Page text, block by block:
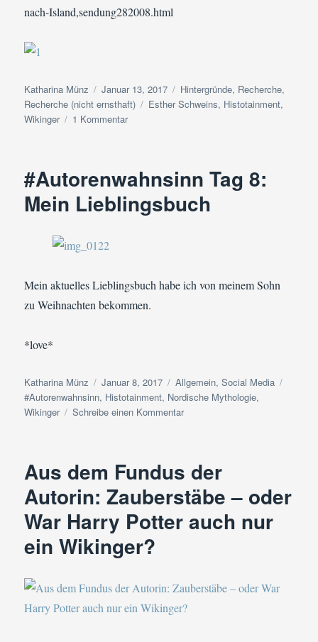
nach-Island,sendung282008.html
Autor
Katharina Münz
Veröffentlicht
am
Januar 13, 2017 Kategorien
Hintergründe, Recherche,
Recherche (nicht ernsthaft)
Schlagwörter
Esther Schweins, Histotainment,
Wikinger
1 Kommentarzu
Mediathek:
Flucht
Schweins
#Autorenwahnsinn Tag 8:
Mein Lieblingsbuch
Mein aktuelles Lieblingsbuch habe ich von meinem Sohn
zu Weihnachten bekommen.
*love*
Autor
Katharina Münz
Veröffentlicht
am
Januar 8, 2017 Kategorien
Allgemein,Social Media
#Autorenwahnsinn, Histotainment, Nordische Mythologie,
Wikinger
Schreibe einen Kommentarzu
Mein
Aus dem Fundus der
Autorin: Zauberstäbe – oder
War Harry Potter auch nur
ein Wikinger?